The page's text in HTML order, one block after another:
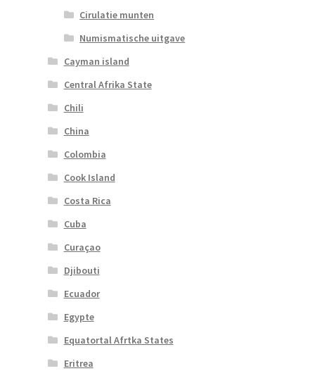
Cirulatie munten
Numismatische uitgave
Cayman island
Central Afrika State
Chili
China
Colombia
Cook Island
Costa Rica
Cuba
Curaçao
Djibouti
Ecuador
Egypte
Equatortal Afrtka States
Eritrea